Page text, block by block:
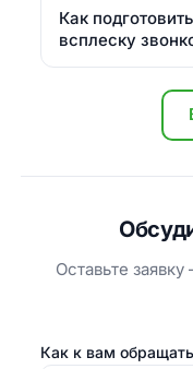
Как
всплеску
Оставьте
Как к вам